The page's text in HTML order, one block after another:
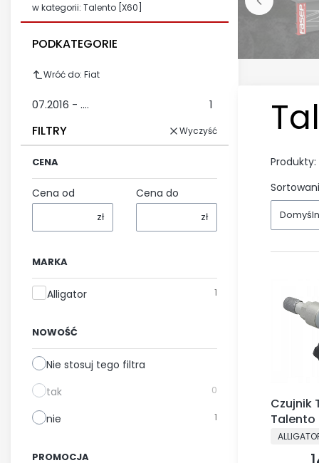
w kategorii: Talento [X60]
PODKATEGORIE
Wróć do: Fiat
07.2016 - .... 1
FILTRY Wyczyść
CENA
Cena od
zł
Cena do
zł
MARKA
Marka
Alligator 1
NOWOŚĆ
Nie stosuj tego filtra
tak
0
nie 1
PROMOCJA
Produkty:
Czujnik
Talento